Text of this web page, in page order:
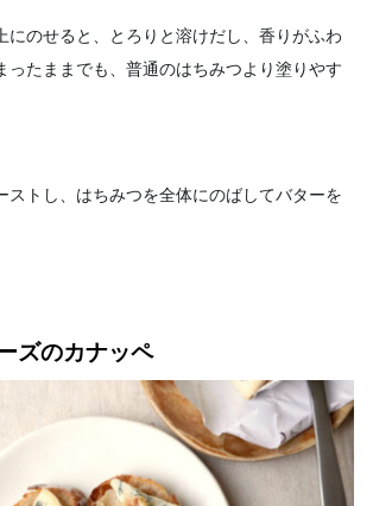
にのせると、とろりと溶けだし、香りがふわ
ったままでも、普通のはちみつより塗りやす
ストし、はちみつを全体にのばしてバターを
ズのカナッペ